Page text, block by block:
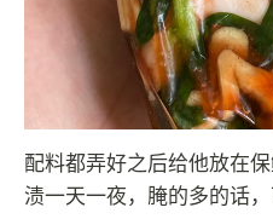
配料都弄好之后给他放在
渍一天一夜，腌的多的话